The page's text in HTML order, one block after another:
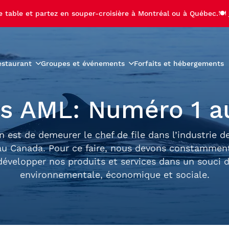
table et partez en souper-croisière à Montréal ou à Québec.🍽️
Île
Carte des vins
Carte des boissons
Groupes et événements
croisière
brunch
Noël
aux feux d'artifice
privée avec feux
Activités préscolaires
Bal de finissants
Sorties de camps de jour
Voyages étudiants
Forfaits et hébergements
AML: Numéro 1
est de demeurer le chef de file dans l’industrie
Canada. Pour ce faire, nous devons
nos produits et services dans un souci
environnementale, économique et sociale.